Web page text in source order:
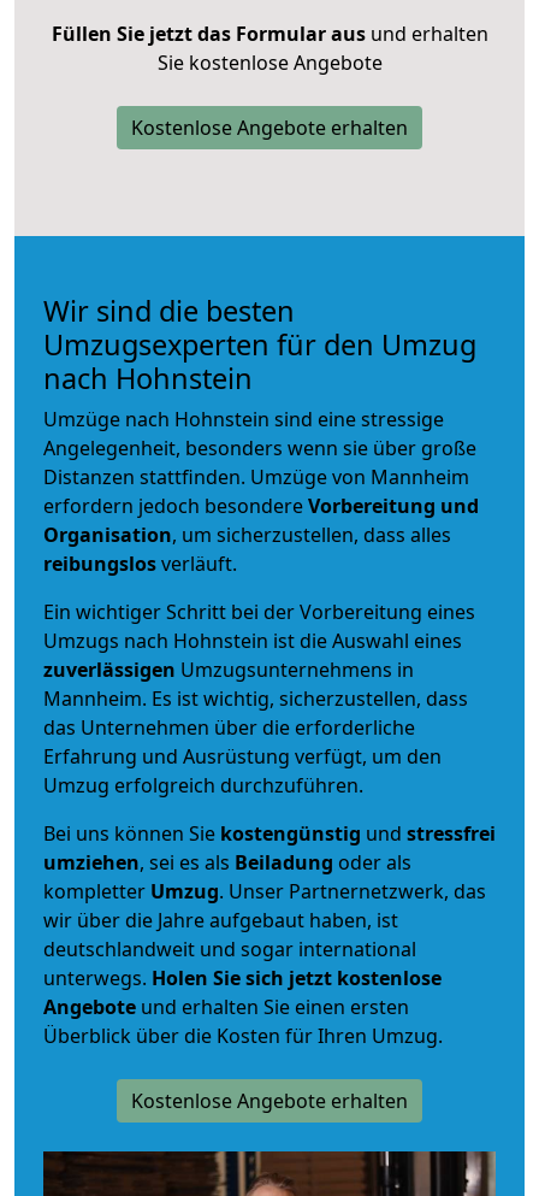
Füllen Sie jetzt das Formular ausund erhalten
Sie kostenlose Angebote
Kostenlose Angebote erhalten
Wir sind die besten
Umzugsexperten für den Umzug
nach Hohnstein
Umzüge nach Hohnstein sind eine stressige
Angelegenheit, besonders wenn sie über große
Distanzen stattfinden. Umzüge von Mannheim
erfordern jedoch besondereVorbereitung und
Organisation, um sicherzustellen, dass alles
reibungslosverläuft.
Ein wichtiger Schritt bei der Vorbereitung eines
Umzugs nach Hohnstein ist die Auswahl eines
zuverlässigen Umzugsunternehmens in
Mannheim. Es ist wichtig, sicherzustellen, dass
das Unternehmen über die erforderliche
Erfahrung und Ausrüstung verfügt, um den
Umzug erfolgreich durchzuführen.
Bei uns können Sie kostengünstig und stressfrei
umziehen, sei es als Beiladung oder als
kompletter Umzug. Unser Partnernetzwerk, das
wir über die Jahre aufgebaut haben, ist
deutschlandweit und sogar international
unterwegs. Holen Sie sich jetzt kostenlose
Angebote und erhalten Sie einen ersten
Überblick über die Kosten für Ihren Umzug.
Kostenlose Angebote erhalten